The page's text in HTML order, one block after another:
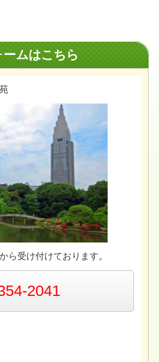
ムはこちら
ら受け付けております。
2041